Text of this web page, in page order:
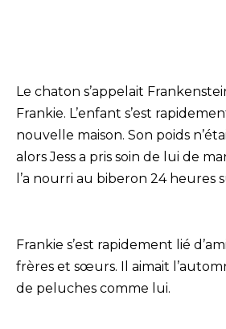
Le chaton s’appelait
Frankie. L’enfant s’est
nouvelle maison. Son poids
alors Jess a pris soin de lui de
l’a nourri au biberon 24 heures
Frankie s’est rapidement lié
frères et sœurs. Il aimait
de peluches comme lui.